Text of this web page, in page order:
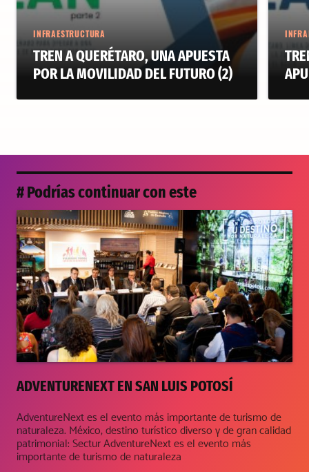
INFRAESTRUCTURA
TREN A QUERÉTARO, UNA APUESTA
POR LA MOVILIDAD DEL FUTURO (2)
# Podrías continuar con este
ADVENTURENEXT EN SAN LUIS POTOSÍ
AdventureNext es el evento más importante de turismo de
naturaleza. México, destino turístico diverso y de gran calidad
patrimonial: Sectur AdventureNext es el evento más
importante de turismo de naturaleza